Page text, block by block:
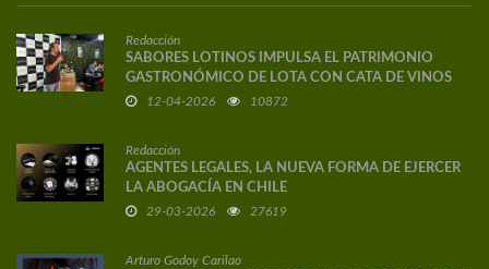
Redacción
SABORES LOTINOS IMPULSA EL PATRIMONIO
GASTRONÓMICO DE LOTA CON CATA DE VINOS
DE AUTOR
12-04-2026 10872
Redacción
AGENTES LEGALES, LA NUEVA FORMA DE EJERCER
LA ABOGACÍA EN CHILE
29-03-2026 27619
Arturo Godoy Carilao